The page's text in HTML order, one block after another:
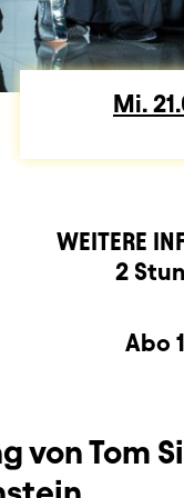
Mi.
WEITERE
2
Abo
von Tom